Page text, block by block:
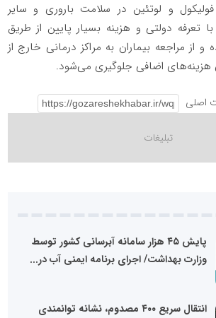
و لوتئین در سلامت باروری و سایر
با تعرفه دولتی و هزینه بسیار پایین از طریق
و از مراجعه بیماران به مراکز درمانی خارج از
اضافی جلوگیری می‌شود.
اصلی
پایش ۴۵ هزار سامانه آبرسانی کشور توسط
وزارت بهداشت/ اجرای برنامه ایمنی آب در...
انتقال سریع ۴۰۰ مصدوم، نشانه توانمندی